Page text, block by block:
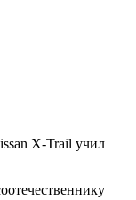
X-Trail учил